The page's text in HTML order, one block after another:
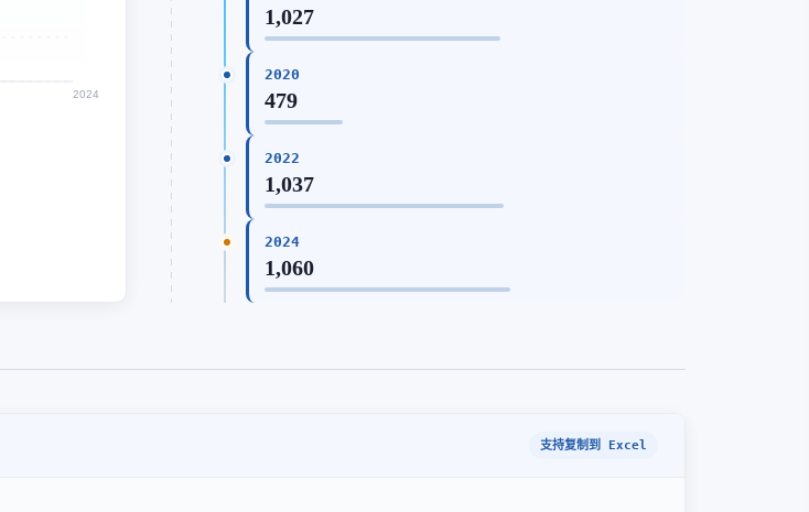
2024
1,027
2020
479
2022
1,037
2024
1,060
支持复制到 Excel